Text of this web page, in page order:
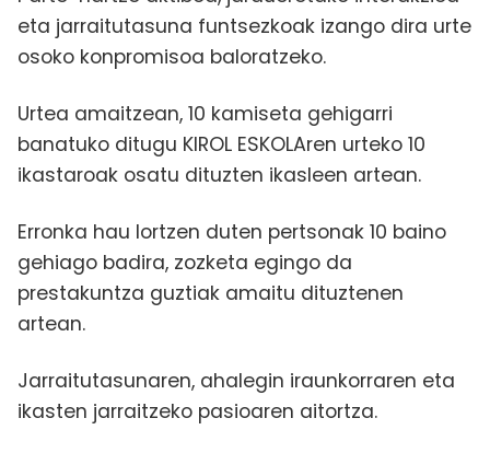
eta jarraitutasuna funtsezkoak izango dira urte
osoko konpromisoa baloratzeko.
Urtea amaitzean, 10 kamiseta gehigarri
banatuko ditugu KIROL ESKOLAren urteko 10
ikastaroak osatu dituzten ikasleen artean.
Erronka hau lortzen duten pertsonak 10 baino
gehiago badira, zozketa egingo da
prestakuntza guztiak amaitu dituztenen
artean.
Jarraitutasunaren, ahalegin iraunkorraren eta
ikasten jarraitzeko pasioaren aitortza.